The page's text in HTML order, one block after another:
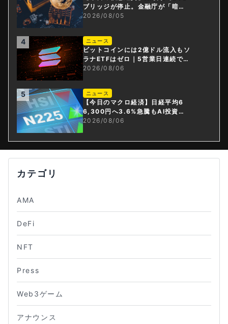
ブリッジが停止。金融庁が「暗号
資産・ステーブルコイン課」新設
2026/08/05
4 ニュース
ビットコインには2億ドル流入もソ
ラナETFはゼロ｜5営業日連続で停
止
2026/08/06
5 ニュース
【今日のマクロ経済】日経平均6
6,300円へ3.6%急騰もAI投資回
収懸念が再燃
2026/08/06
カテゴリ
AMA
DeFi
NFT
Press
Web3ゲーム
アナウンス